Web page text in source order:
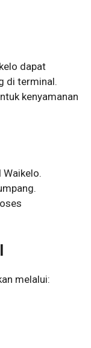
dapat
di terminal.
kenyamanan
melalui: